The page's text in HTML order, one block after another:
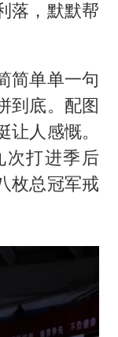
落，默默帮
简单单一句
到底。配图
人感慨。
打进季后
枚总冠军戒